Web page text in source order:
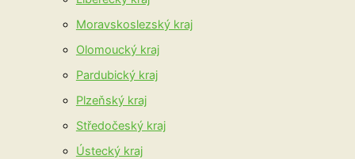
Moravskoslezský kraj
Olomoucký kraj
Pardubický kraj
Plzeňský kraj
Středočeský kraj
Ústecký kraj